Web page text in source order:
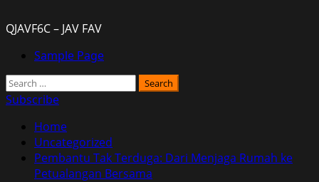
QJAVF6C – JAV FAV
PrimarySample Page
Search
for:
Subscribe
Home
Uncategorized
Pembantu Tak Terduga: Dari Menjaga Rumah ke
Petualangan Bersama